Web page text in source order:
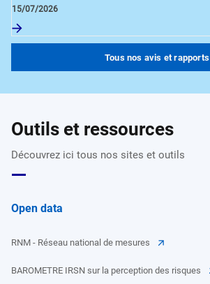
15/07/2026
Tous nos avis et rapports
Outils et ressources
Découvrez ici tous nos sites et outils
Open data
RNM - Réseau national de mesures
BAROMETRE IRSN sur la perception des risques